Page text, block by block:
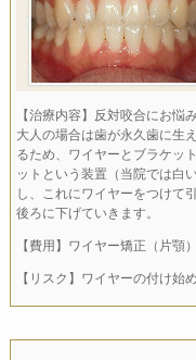
【治療内容】反対咬合にお悩
大人の場合は歯が永久歯に生
るため、ワイヤーとブラケッ
ットという装置（当院では白
し、これにワイヤーをつけて
後ろに下げていきます。
【費用】ワイヤー矯正（片顎
【リスク】ワイヤーの付け始